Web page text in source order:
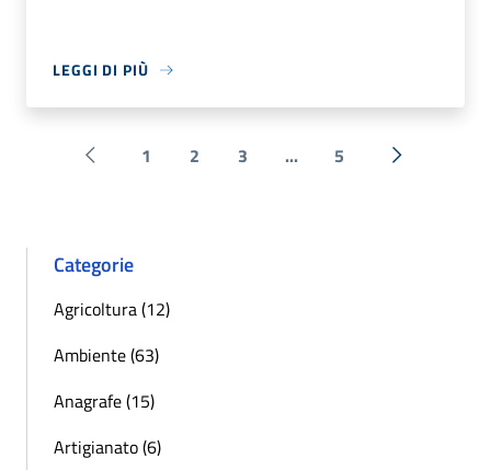
LEGGI DI PIÙ
Pagina precedente
1 2 3 ... 5 Successiva
Categorie
Agricoltura (12)
Ambiente (63)
Anagrafe (15)
Artigianato (6)